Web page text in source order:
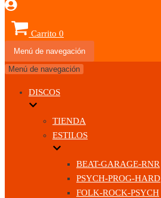
Carrito 0
Menú de navegación
Menú de navegación
DISCOS
TIENDA
ESTILOS
BEAT-GARAGE-RNR
PSYCH-PROG-HARD
FOLK-ROCK-PSYCH